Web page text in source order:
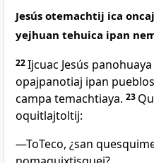
Jesús otemachtij ica
yejhuan tehuica ipan
22Ijcuac Jesús
opajpanotiaj ipan
campa temachtiaya. 23
oquitlajtoltij:
―ToTeco, ¿san